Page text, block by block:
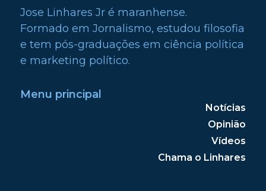
Jose Linhares Jr é maranhense.
Formado em Jornalismo, estudou filosofia
e tem pós-graduações em ciência política
e marketing político.
Menu principal
Notícias
Opinião
Vídeos
Chama o Linhares